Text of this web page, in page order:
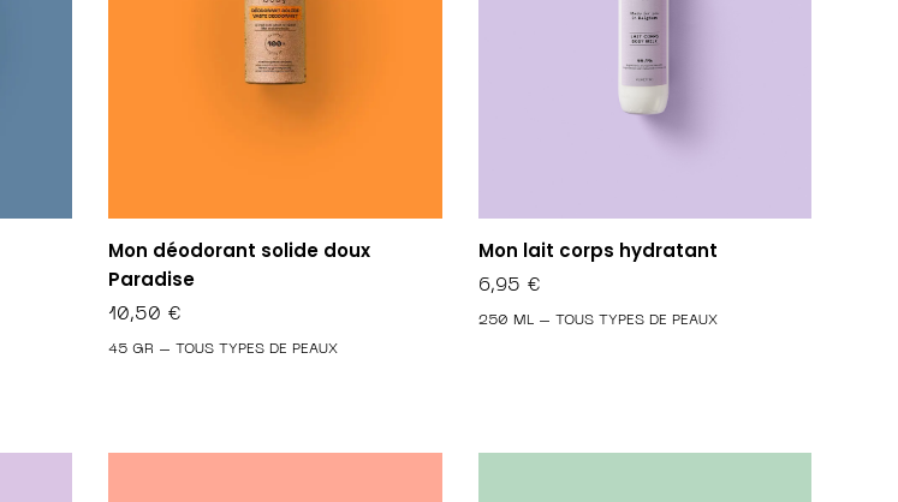
Mon déodorant solide doux
Paradise
10,50 €
45 GR – TOUS TYPES DE PEAUX
Mon lait corps hydratant
6,95 €
250 ML – TOUS TYPES DE PEAUX